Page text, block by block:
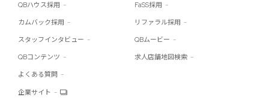
QBハウス採用 FaSS採用
カムバック採用 リファラル採用
スタッフインタビュー QBムービー
QBコンテンツ 求人店舗地図検索
よくある質問
企業サイト